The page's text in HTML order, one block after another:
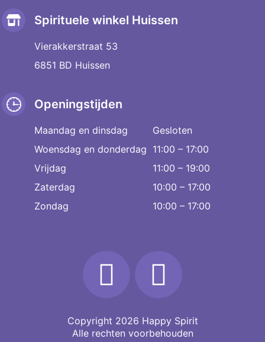
Spirituele winkel Huissen
Vierakkerstraat 53
6851 BD Huissen
Openingstijden
Maandag en dinsdag
Gesloten
Woensdag en donderdag 11:00 – 17:00
Vrijdag
11:00 – 19:00
Zaterdag
10:00 – 17:00
Zondag
10:00 – 17:00
Copyright 2026 Happy Spirit
Alle rechten voorbehouden